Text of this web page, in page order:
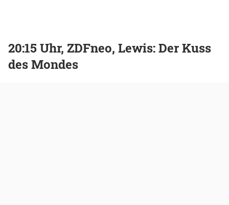
20:15 Uhr, ZDFneo, Lewis: Der Kuss
des Mondes